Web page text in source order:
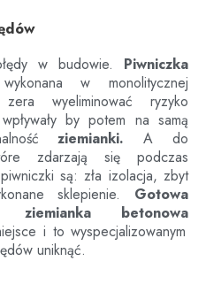
w budowie. Piwniczka
w monolitycznej
wyeliminować ryzyko
by potem na samą
ziemianki. A do
zdarzają się podczas
są: zła izolacja, zbyt
sklepienie. Gotowa
ziemianka betonowa
i to wyspecjalizowanym
uniknąć.